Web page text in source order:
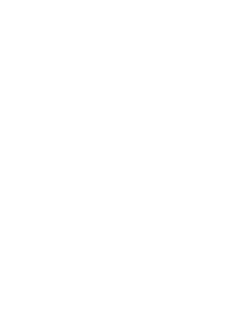
все изделия в
упаковке бренда.
для хранения,